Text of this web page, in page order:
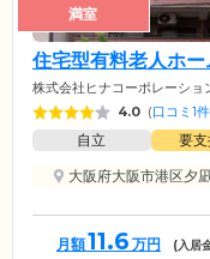
満室
住宅型有料老人ホ
株式会社ヒナコーポレーショ
4.0 (口コミ1件
自立 要支
大阪府大阪市港区夕
月額11.6 万円 (入居